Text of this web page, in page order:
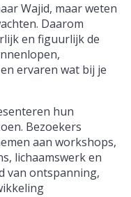
Wajid, maar weten
Daarom
en figuurlijk de
ervaren wat bij je
hun
Bezoekers
aan workshops,
lichaamswerk en
van ontspanning,